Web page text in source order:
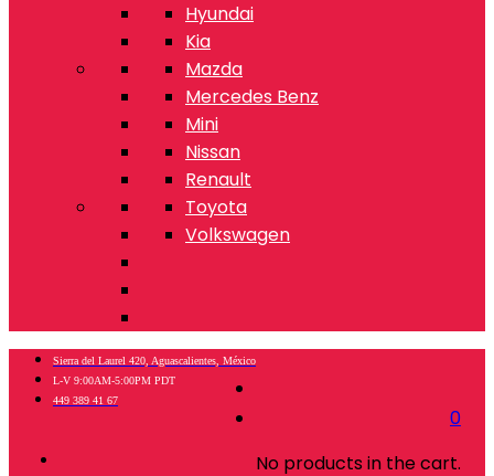
Hyundai
Kia
Mazda
Mercedes Benz
Mini
Nissan
Renault
Toyota
Volkswagen
0
No products in the cart.
Sierra del Laurel 420, Aguascalientes, México
L-V 9:00AM-5:00PM PDT
449 389 41 67